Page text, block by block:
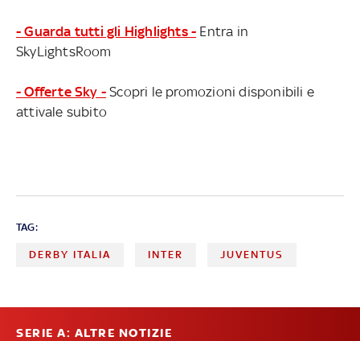
- Guarda tutti gli Highlights - Entra in
SkyLightsRoom
- Offerte Sky - Scopri le promozioni disponibili e
attivale subito
TAG:
DERBY ITALIA INTER JUVENTUS
SERIE A: ALTRE NOTIZIE